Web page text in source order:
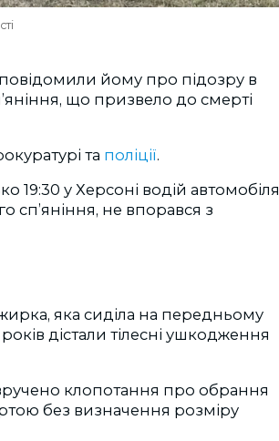
йому про підозру в
що призвело до смерті
та поліції.
19:30 у Херсоні водій автомобіля
сп’яніння, не впорався з
яка сиділа на передньому
дістали тілесні ушкодження
клопотання про обрання
без визначення розміру